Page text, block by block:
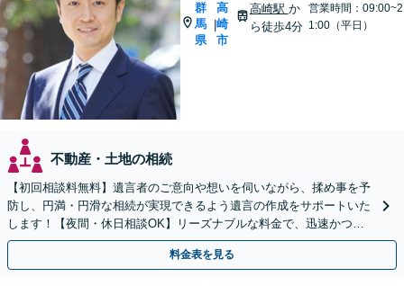
群
馬
県
|
高
崎
市
高崎駅 か
ら徒歩4分
営業時間：09:00~2
1:00（平日）
不動産・土地の相続
【初回相談料無料】遺言者のご意向や想いを伺いながら、揉め事を予
防し、円満・円滑な相続が実現できるよう遺言の作成をサポートいた
します！【夜間・休日相談OK】リーズナブルな料金で、迅速かつス
ピーディーにまごころを持って対応させて頂きます。
料金表を見る